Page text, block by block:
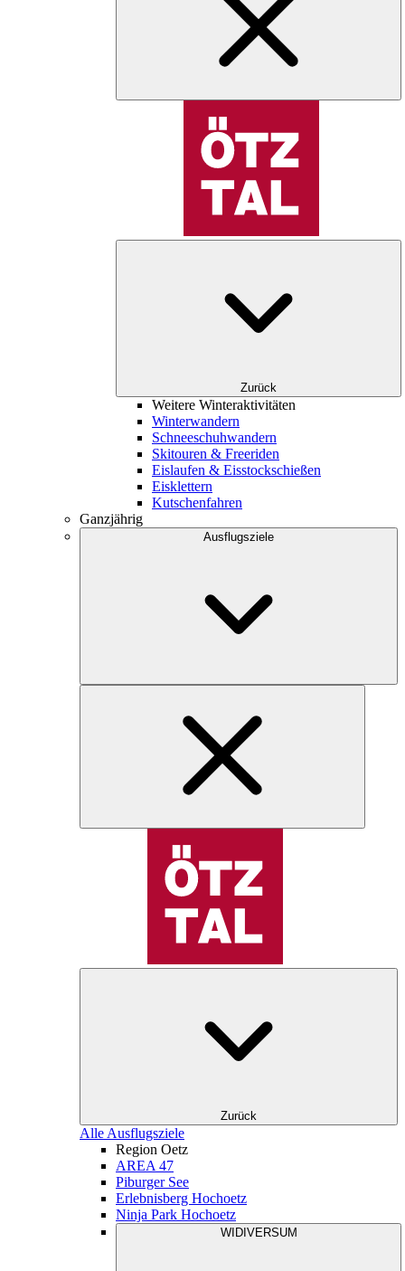
Zurück
Weitere Winteraktivitäten
Winterwandern
Schneeschuhwandern
Skitouren & Freeriden
Eislaufen & Eisstockschießen
Eisklettern
Kutschenfahren
Ganzjährig
Ausflugsziele
Zurück
Alle Ausflugsziele
Region Oetz
AREA 47
Piburger See
Erlebnisberg Hochoetz
Ninja Park Hochoetz
WIDIVERSUM